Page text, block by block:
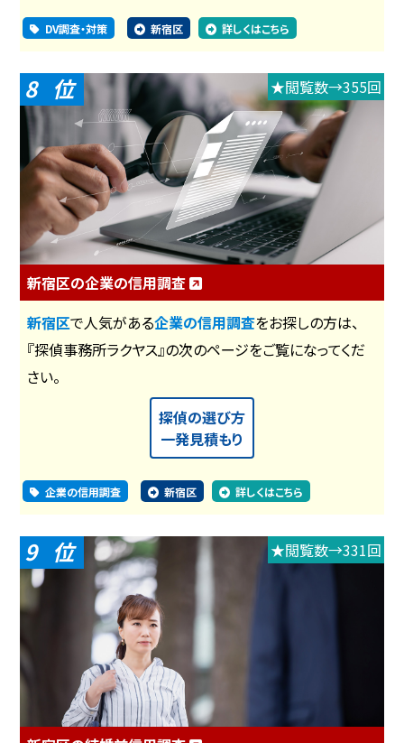
DV調査・対策 新宿区 詳しくはこちら
8 ★閲覧数→355回
新宿区の企業の信用調査
新宿区で人気がある企業の信用調査をお探しの方は、
『探偵事務所ラクヤス』の次のページをご覧になってくだ
さい。
探偵の選び方
一発見積もり
企業の信用調査 新宿区 詳しくはこちら
9 ★閲覧数→331回